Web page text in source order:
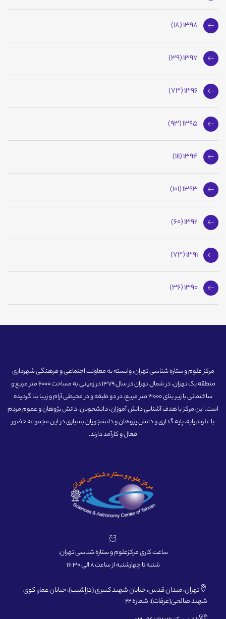
1398 (18)
1397 (39)
1396 (73)
1395 (93)
1394 (111)
1393 (101)
1392 (60)
1391 (73)
1390 (36)
مرکز علوم و ستاره شناسی تهران، وابسته به معاونت اجتماعی و فرهنگی شهرداری
منطقه یک تهران، در شمال تهران در سال 1379 در زمینی به مساحت 6000 متر مربع و
ساختمانی با زیر بنای 3000 متر مربع، در دو طبقه و در محیطی آرام و زیبا بنا گردیده
است. این مرکز با هدف آشنایی دانش آموزان، دانشجویان، دانش پژوهان و عموم مردم
با علوم پایه، پایه گذاری و دانش پژوهان و دانشجویان بسیاری در این مجموعه حضور
فعال و کارآمد دارند.
ساعت کاری مرکزعلوم و ستاره شناسی تهران:
شنبه تا چهارشنبه از ساعت 8 الی 16:30
تهران، میدان قدس، خیابان شهید کبیری (دزاشیب)، خیابان عمار، کوی
شهید صالحی(عرفات)، شماره 22